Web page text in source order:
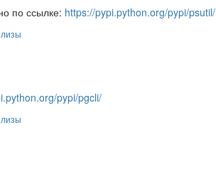
по ссылке: https://pypi.python.org/pypi/psutil/
pypi/pgcli/